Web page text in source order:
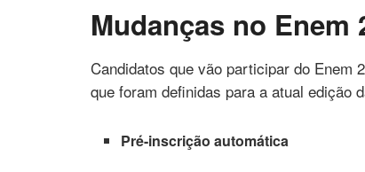
Mudanças no Enem
Candidatos que vão participar do Enem
que foram definidas para a atual edição
Pré-inscrição automática